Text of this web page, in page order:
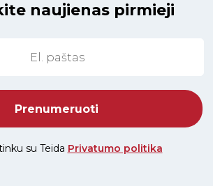
naujienas pirmieji
su Teida Privatumo politika